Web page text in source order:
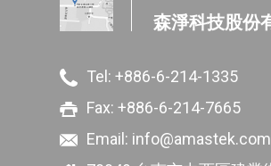
森淨科技股份
Tel: +886-6-214-1335
Fax: +886-6-214-7665
Email: info@amastek.com